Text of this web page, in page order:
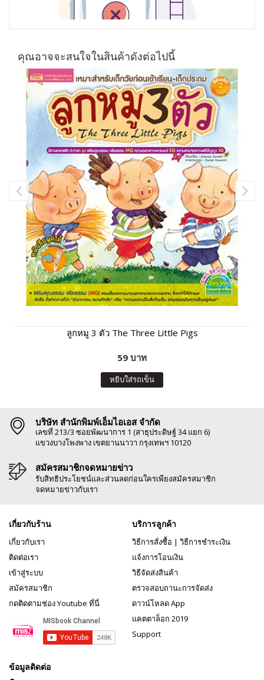
คุณอาจจะสนใจในสินค้าดังต่อไปนี้
ลูกหมู 3 ตัว The Three Little Pigs
59 บาท
หยิบใส่รถเข็น
บริษัท สำนักพิมพ์เอ็มไอเอส จำกัด
เลขที่ 213/3 ซอยพัฒนาการ 1 (สาธุประดิษฐ์ 34 แยก 6)
แขวงบางโพงพาง เขตยานนาวา กรุงเทพฯ 10120
สมัครสมาชิกจดหมายข่าว
รับสิทธิประโยชน์และส่วนลดก่อนใครเพียงสมัครสมาชิก
จดหมายข่าวกับเรา
เกี่ยวกับร้าน
เกี่ยวกับเรา
ติดต่อเรา
เข้าสู่ระบบ
สมัครสมาชิก
กดติดตามช่อง Youtube ที่นี่
บริการลูกค้า
วิธีการสั่งซื้อ | วิธีการชำระเงิน
แจ้งการโอนเงิน
วิธีจัดส่งสินค้า
ตรวจสอบถานะการจัดส่ง
ดาวน์โหลด App
แคตตาล็อก 2019
Support
ข้อมูลติดต่อ